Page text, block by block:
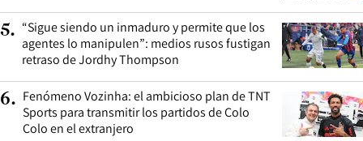
5. “Sigue siendo un inmaduro y permite que los
agentes lo manipulen”: medios rusos fustigan
retraso de Jordhy Thompson
6. Fenómeno Vozinha: el ambicioso plan de TNT
Sports para transmitir los partidos de Colo
Colo en el extranjero